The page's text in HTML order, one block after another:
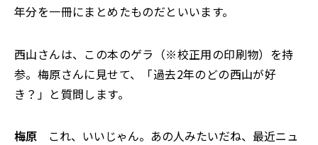
年分を一冊にまとめたものだといいます。
西山さんは、この本のゲラ（※校正用の印刷物）を持
参。梅原さんに見せて、「過去2年のどの西山が好
き？」と質問します。
梅原 これ、いいじゃん。あの人みたいだね、最近ニュ